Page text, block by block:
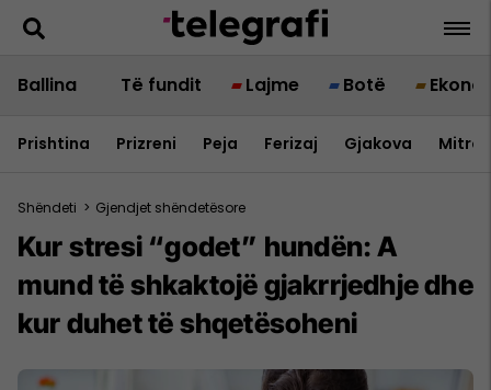
Ballina Të fundit Lajme Botë
Prishtina Prizreni Peja Ferizaj Gjakova
Shëndeti > Gjendjet shëndetësore
Kur stresi “godet” hundën: A
mund të shkaktojë gjakrrjedhje dhe
kur duhet të shqetësoheni